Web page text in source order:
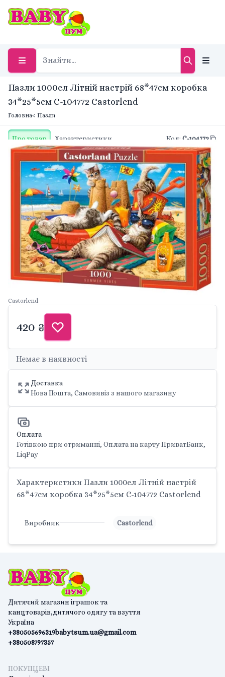
Пазли 1000ел Літній настрій 68*47см коробка
34*25*5см C-104772 Castorlend
Головна< Пазли
Про товар Характеристики Код: C-104772
Castorlend
420 ₴
Немає в наявності
Доставка
Нова Пошта, Самовивіз з нашого магазину
Оплата
Готівкою при отриманні, Оплата на карту ПриватБанк,
LiqPay
Характеристики Пазли 1000ел Літній настрій
68*47см коробка 34*25*5см C-104772 Castorlend
Виробник Castorlend
Дитячий магазин іграшок та
канцтоварів,дитячого одягу та взуття
Україна
+380505696319
+380508797357
babytsum.ua@gmail.com
ПОКУПЦЕВІ